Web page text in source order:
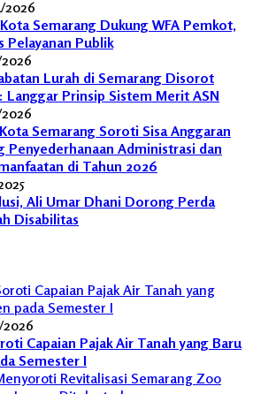
2026
Semarang Dukung WFA Pemkot,
Pelayanan Publik
Lurah di Semarang Disorot
Langgar Prinsip Sistem Merit ASN
Semarang Soroti Sisa Anggaran
Penyederhanaan Administrasi dan
di Tahun 2026
Ali Umar Dhani Dorong Perda
Disabilitas
2026
Capaian Pajak Air Tanah yang Baru
Semester I